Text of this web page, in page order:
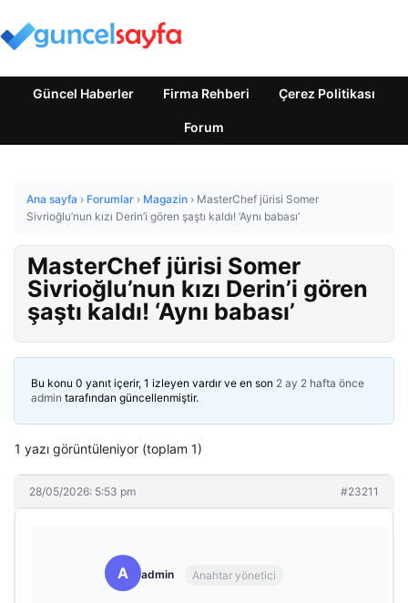
Güncel Haberler Firma Rehberi Çerez Politikası
Forum
Ana sayfa › Forumlar › Magazin › MasterChef jürisi Somer
Sivrioğlu’nun kızı Derin’i gören şaştı kaldı! ‘Aynı babası’
MasterChef jürisi Somer
Sivrioğlu’nun kızı Derin’i gören
şaştı kaldı! ‘Aynı babası’
Bu konu 0 yanıt içerir, 1 izleyen vardır ve en son 2 ay 2 hafta önce
admin tarafından güncellenmiştir.
1 yazı görüntüleniyor (toplam 1)
28/05/2026: 5:53 pm #23211
A admin Anahtar yönetici